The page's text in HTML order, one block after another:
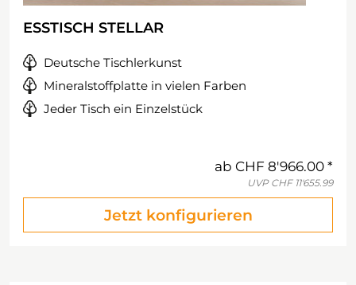
ESSTISCH STELLAR
Deutsche Tischlerkunst
Mineralstoffplatte in vielen Farben
Jeder Tisch ein Einzelstück
ab CHF 8'966.00
UVP CHF 11'655.99
Jetzt konfigurieren